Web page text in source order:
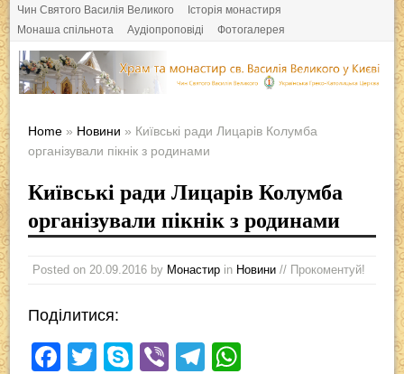
Чин Святого Василія Великого
Історія монастиря
Монаша спільнота
Аудіопроповіді Фотогалерея
Home » Новини » Київські ради Лицарів Колумба
організували пікнік з родинами
Київські ради Лицарів Колумба
організували пікнік з родинами
Posted on 20.09.2016 by Монастир in Новини // Прокоментуй!
Поділитися:
F
T
S
Vi
T